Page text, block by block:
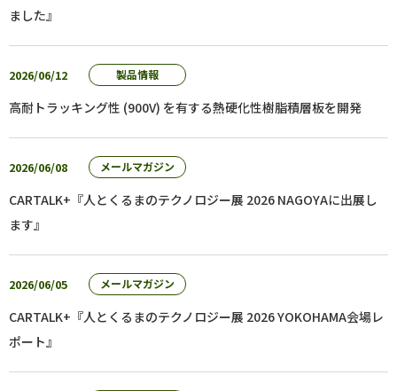
ました』
2026/06/12 製品情報
高耐トラッキング性 (900V) を有する熱硬化性樹脂積層板を開発
2026/06/08 メールマガジン
CARTALK+『人とくるまのテクノロジー展 2026 NAGOYAに出展し
ます』
2026/06/05 メールマガジン
CARTALK+『人とくるまのテクノロジー展 2026 YOKOHAMA会場レ
ポート』